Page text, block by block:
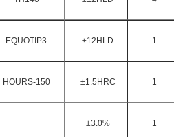
EQUOTIP3 ±12HLD 1
HOURS-150 ±1.5HRC 1
±3.0% 1